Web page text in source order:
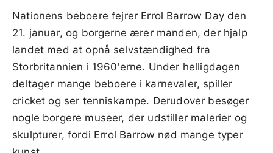
Nationens beboere fejrer Errol Barrow Day den
21. januar, og borgerne ærer manden, der hjalp
landet med at opnå selvstændighed fra
Storbritannien i 1960'erne. Under helligdagen
deltager mange beboere i karnevaler, spiller
cricket og ser tenniskampe. Derudover besøger
nogle borgere museer, der udstiller malerier og
skulpturer, fordi Errol Barrow nød mange typer